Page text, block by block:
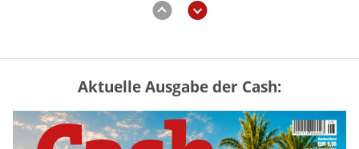
Mütterrente III Tabelle: So viel Renten-
Nachzahlung ist pro Kind möglich
mehr
Aktuelle Ausgabe der Cash: